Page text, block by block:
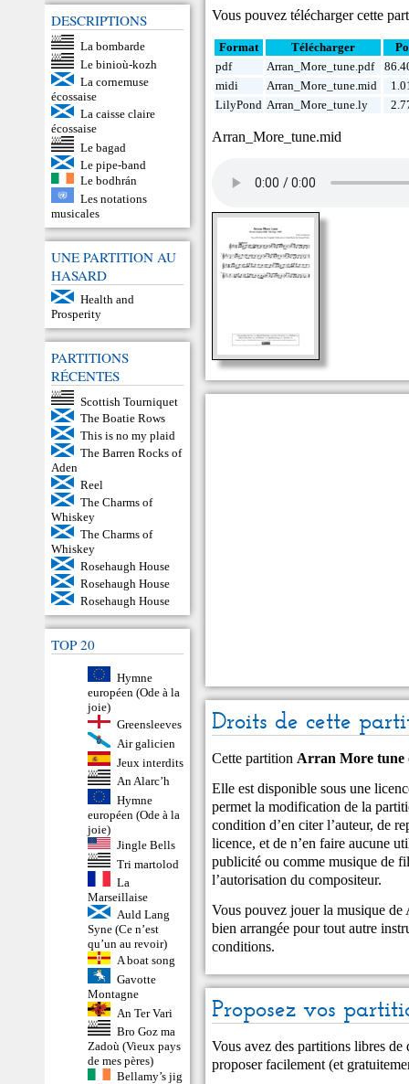
DESCRIPTIONS
La bombarde
Le binioù-kozh
La cornemuse
écossaise
La caisse claire
écossaise
Le bagad
Le pipe-band
Le bodhrán
Les notations
musicales
UNE PARTITION AU
HASARD
Health and
Prosperity
PARTITIONS
RÉCENTES
Scottish Tourniquet
The Boatie Rows
This is no my plaid
The Barren Rocks of
Aden
Reel
The Charms of
Whiskey
The Charms of
Whiskey
Rosehaugh House
Rosehaugh House
Rosehaugh House
TOP 20
Hymne
européen (Ode à la
joie)
Greensleeves
Air galicien
Jeux interdits
An Alarc’h
Hymne
européen (Ode à la
joie)
Jingle Bells
Tri martolod
La
Marseillaise
Auld Lang
Syne (Ce n’est
qu’un au revoir)
A boat song
Gavotte
Montagne
An Ter Vari
Bro Goz ma
Zadoù (Vieux pays
de mes pères)
Bellamy’s jig
Vous pouvez télécharger cette
Format Télécharger
pdf
Arran_More_tune.pdf
midi
Arran_More_tune.mid
LilyPond Arran_More_tune.ly
Arran_More_tune.mid
Droits de cette
Cette partitionArran More tune
Elle est disponible sous une
permet la modification de la
condition d’en citer l’auteur, de
licence, et de n’en faire aucune
publicité ou comme musique de
l’autorisation du compositeur.
Vous pouvez jouer la musique
bien arrangée pour tout autre
conditions.
Proposez vos
Vous avez des partitions libres
proposer facilement (et